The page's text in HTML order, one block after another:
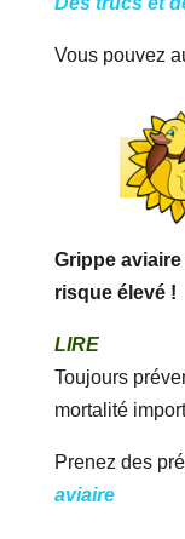
Vous pouvez
Grippe
risque élevé !
LIRE
Toujours
mortalité
Prenez des
aviaire